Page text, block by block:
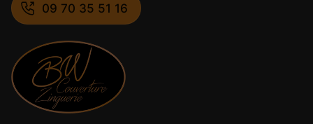
09 70 35 51 16